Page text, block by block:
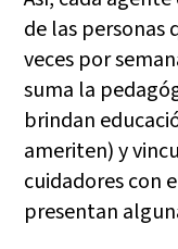
de las personas
veces por
suma la
brindan
ameriten) y
cuidadores con
presentan